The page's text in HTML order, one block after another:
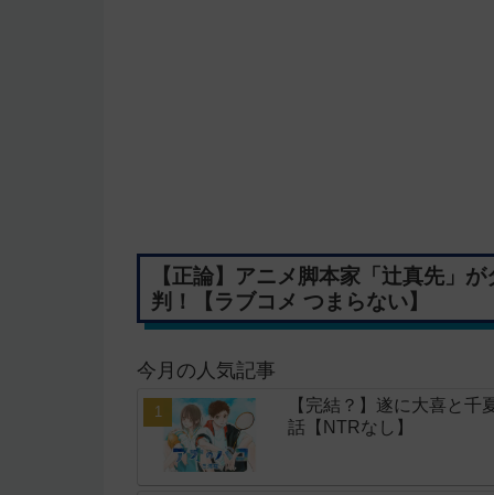
【正論】アニメ脚本家「辻真先」
判！【ラブコメ つまらない】
今月の人気記事
【完結？】遂に大喜と
話【NTRなし】